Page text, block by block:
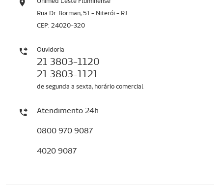
Rua Dr. Borman, 51 - Niterói - RJ
CEP: 24020-320
Ouvidoria
21 3803-1120
21 3803-1121
de segunda a sexta, horário comercial
Atendimento 24h
0800 970 9087
4020 9087